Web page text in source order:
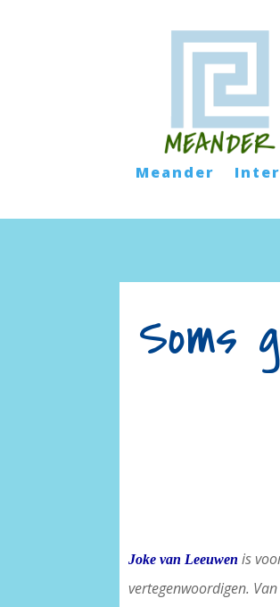
Meander
Soms
Joke van Leeuwen is
vertegenwoordigen.